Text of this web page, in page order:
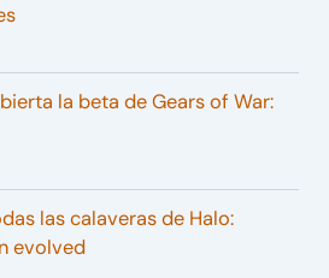
la beta de Gears of War:
las calaveras de Halo:
evolved